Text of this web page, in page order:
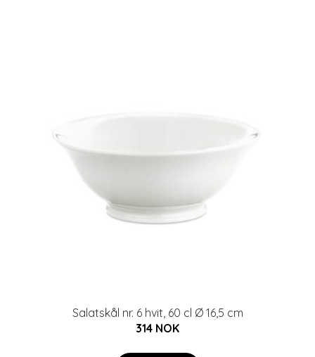
Salatskål nr. 6 hvit, 60 cl Ø 16,5 cm
314 NOK